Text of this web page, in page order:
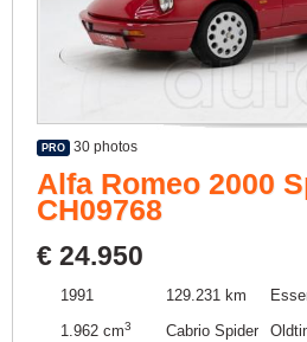
PRO 30 photos
Alfa Romeo 2000
CH09768
€ 24.950
1991 129.231 km
1.962 cm3 Cabrio Spider